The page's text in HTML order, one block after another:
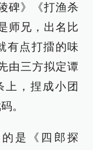
碑》《打渔杀
师兄，出名比
有点打擂的味
由三方拟定谭
上，捏成小团
。
是《四郎探